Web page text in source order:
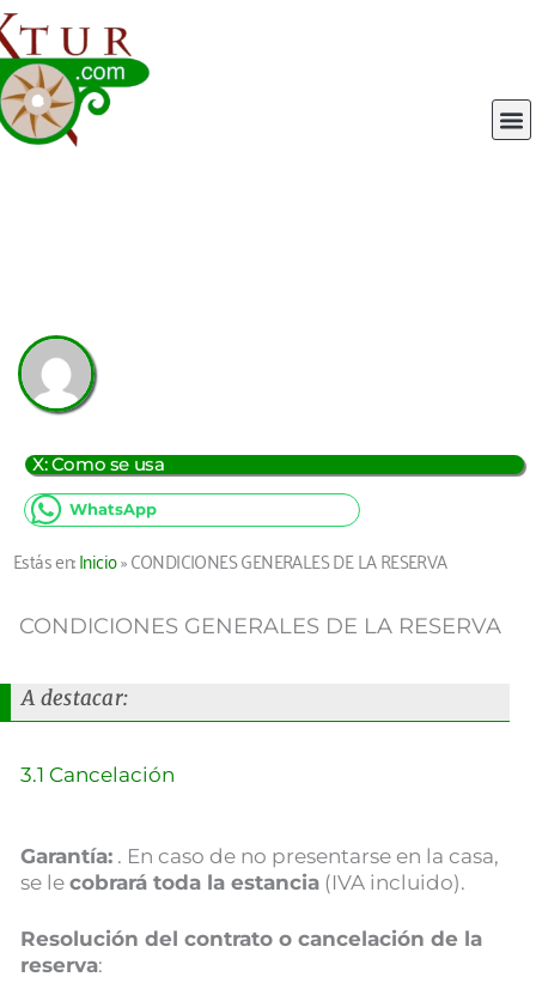
Ir
al
contenido
X: Como se usa
WhatsApp
Estás en:Inicio»CONDICIONES GENERALES DE LA RESERVA
CONDICIONES GENERALES DE LA RESERVA
A destacar:
3.1 Cancelación
Garantía: . En caso de no presentarse en la casa,
se le cobrará toda la estancia (IVA incluido).
Resolución del contrato o cancelación de la
reserva:
Página
,Página
,Página
,Página
,Página
,Página